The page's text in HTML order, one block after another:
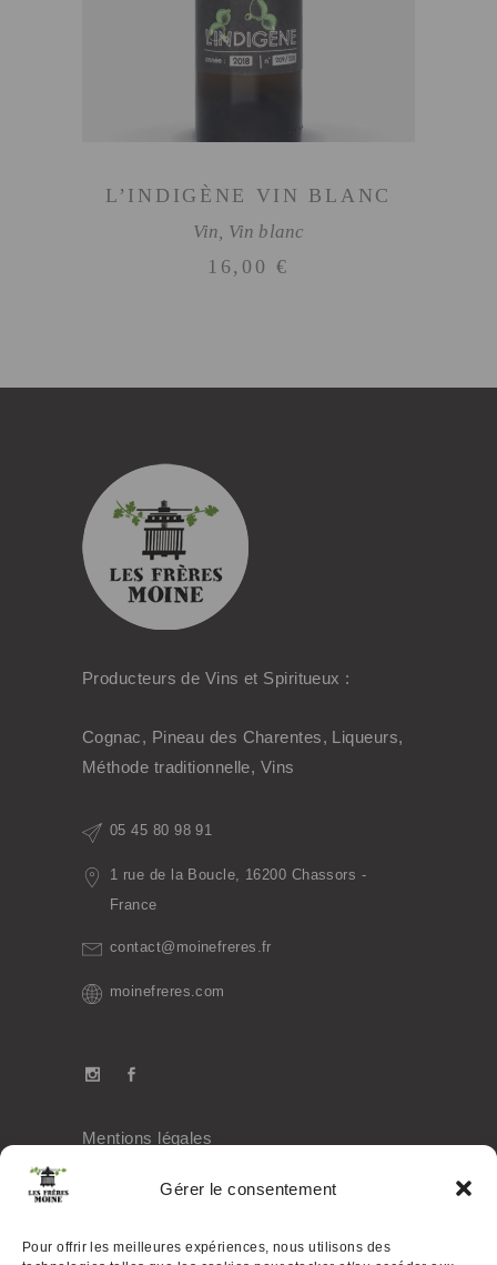
Gérer le consentement
Pour offrir les meilleures expériences, nous utilisons des
L’INDIGÈNE VIN BLANC
Vin, Vin blanc
16,00€
Producteurs de Vins et Spiritueux :
Cognac, Pineau des Charentes, Liqueurs,
Méthode traditionnelle, Vins
05 45 80 98 91
1 rue de la Boucle, 16200 Chassors -
France
contact@moinefreres.fr
moinefreres.com
Mentions légales
Politique de confidentialité
Mon compte